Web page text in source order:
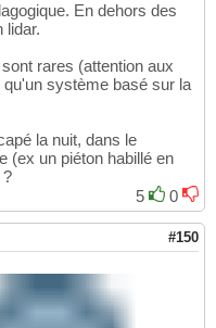
En dehors des
lidar.
rares (attention aux
système basé sur la
la nuit, dans le
(ex un piéton habillé en
?
5
0
#150